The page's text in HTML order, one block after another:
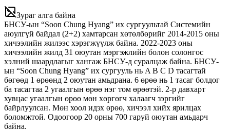
Зураг алга байна
БНСУ-ын “Soon Chung Hyang” их сургуультай Системийн
аюулгүй байдал (2+2) хамтарсан хөтөлбөрийг 2014-2015 оны
хичээлийн жилээс хэрэгжүүлж байна. 2022-2023 оны
хичээлийн жилд 31 оюутан мэргэжлийн болон солонгос
хэлний шаардлагыг хангаж БНСУ-д суралцаж байна. БНСУ-
ын “Soon Chung Hyang” их сургууль нь A B C D тасагтай
бөгөөд 1 өрөөнд 2 оюутан амьдрана. 6 өрөө нь 1 тасаг болдог
ба тасагтаа 2 угаалгын өрөө нэг том өрөөтэй. 2-р давхарт
хувцас угаалгын өрөө мөн хөргөгч халаагч зэргийг
байрлуулсан. Мөн хоол идэх өрөө, хичээл хийх ярилцах
боломжтой. Одоогоор 20 орны 700 гаруй оюутан амьдарч
байна.